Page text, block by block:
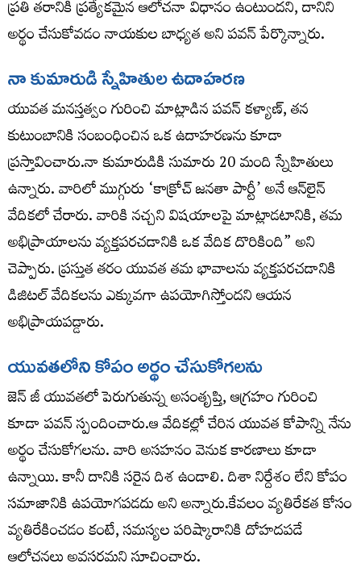
ప్రతి తరానికి ప్రత్యేకమైన ఆలోచనా విధానం ఉంటుందని, దానిని
అర్థం చేసుకోవడం నాయకుల బాధ్యత అని పవన్ పేర్కొన్నారు.
నా కుమారుడి స్నేహితుల ఉదాహరణ
యువత మనస్తత్వం గురించి మాట్లాడిన పవన్ కళ్యాణ్, తన
కుటుంబానికి సంబంధించిన ఒక ఉదాహరణను కూడా
ప్రస్తావించారు.నా కుమారుడికి సుమారు 20 మంది స్నేహితులు
ఉన్నారు. వారిలో ముగ్గురు ‘కాక్రోచ్ జనతా పార్టీ’ అనే ఆన్‌లైన్
వేదికలో చేరారు. వారికి నచ్చని విషయాలపై మాట్లాడటానికి, తమ
అభిప్రాయాలను వ్యక్తపరచడానికి ఒక వేదిక దొరికింది” అని
చెప్పారు. ప్రస్తుత తరం యువత తమ భావాలను వ్యక్తపరచడానికి
డిజిటల్ వేదికలను ఎక్కువగా ఉపయోగిస్తోందని ఆయన
అభిప్రాయపడ్డారు.
యువతలోని కోపం అర్థం చేసుకోగలను
జెన్ జీ యువతలో పెరుగుతున్న అసంతృప్తి, ఆగ్రహం గురించి
కూడా పవన్ స్పందించారు.ఆ వేదికల్లో చేరిన యువత కోపాన్ని నేను
అర్థం చేసుకోగలను. వారి అసహనం వెనుక కారణాలు కూడా
ఉన్నాయి. కానీ దానికి సరైన దిశ ఉండాలి. దిశా నిర్దేశం లేని కోపం
సమాజానికి ఉపయోగపడదు అని అన్నారు.కేవలం వ్యతిరేకత కోసం
వ్యతిరేకించడం కంటే, సమస్యల పరిష్కారానికి దోహదపడే
ఆలోచనలు అవసరమని సూచించారు.